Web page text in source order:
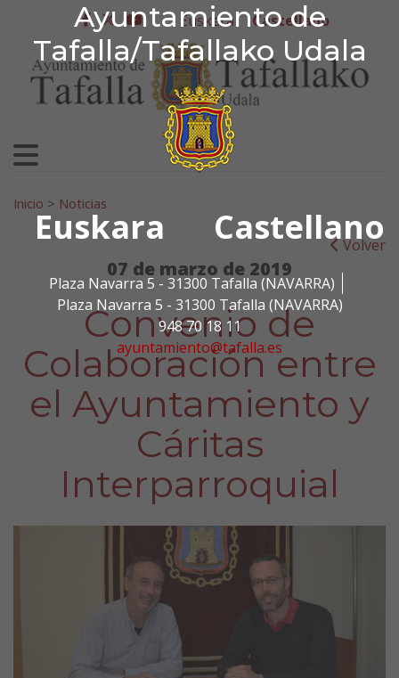
Ayuntamiento de
Tafalla/Tafallako Udala
Euskara Castellano
Plaza Navarra 5 - 31300 Tafalla (NAVARRA)
Plaza Navarra 5 - 31300 Tafalla (NAVARRA)
948 70 18 11
ayuntamiento@tafalla.es
Ir al contenido
Ayuntamiento de
facebook
twitter
youtube
Euskera Castellano
Search for:
Inicio > Noticias
Volver
07 de marzo de 2019
Convenio de
Colaboración entre
el Ayuntamiento y
Cáritas
Interparroquial